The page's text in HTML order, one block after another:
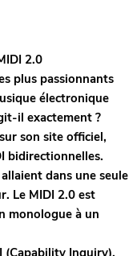
2.0
plus passionnants
électronique
il exactement ?
son site officiel,
bidirectionnelles.
dans une seule
Le MIDI 2.0 est
monologue à un